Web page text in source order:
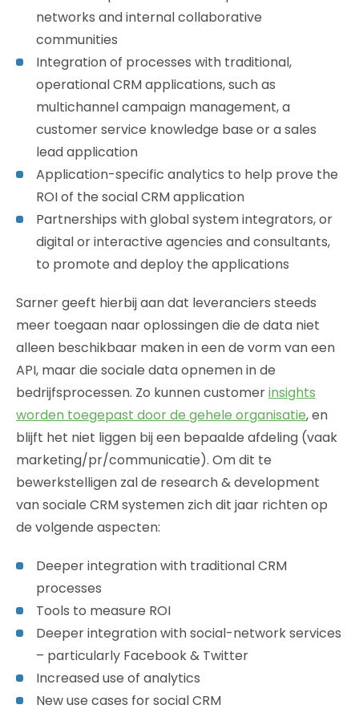
networks and internal collaborative
communities
Integration of processes with traditional,
operational CRM applications, such as
multichannel campaign management, a
customer service knowledge base or a sales
lead application
Application-specific analytics to help prove the
ROI of the social CRM application
Partnerships with global system integrators, or
digital or interactive agencies and consultants,
to promote and deploy the applications
Sarner geeft hierbij aan dat leveranciers steeds
meer toegaan naar oplossingen die de data niet
alleen beschikbaar maken in een de vorm van een
API, maar die sociale data opnemen in de
bedrijfsprocessen. Zo kunnen customerinsights
worden toegepast door de gehele organisatie, en
blijft het niet liggen bij een bepaalde afdeling (vaak
marketing/pr/communicatie). Om dit te
bewerkstelligen zal de research & development
van sociale CRM systemen zich dit jaar richten op
de volgende aspecten:
Deeper integration with traditional CRM
processes
Tools to measure ROI
Deeper integration with social-network services
– particularly Facebook & Twitter
Increased use of analytics
New use cases for social CRM